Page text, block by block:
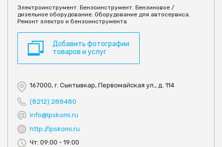
Электроинструмент. Бензоинструмент. Бензиновое /
дизельное оборудование. Оборудование для автосервиса.
Ремонт электро и бензоинструмента
Добавить фотографии
товаров и услуг
167000, г. Сыктывкар, Первомайская ул., д. 114
(8212) 288480
info@lpskomi.ru
http://lpskomi.ru
Чт: 09:00 - 19:00